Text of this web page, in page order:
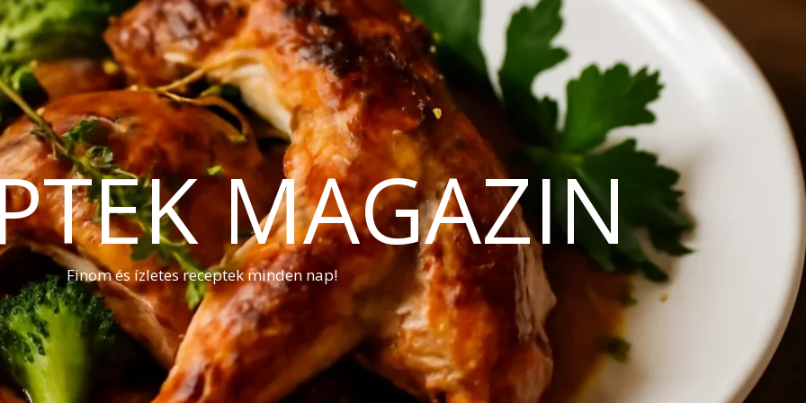
MAGAZIN
Finom és ízletes receptek minden nap!